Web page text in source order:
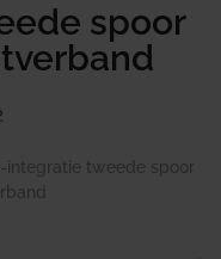
spoor
integratie tweede spoor